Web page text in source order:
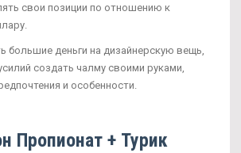
свои позиции по отношению к
большие деньги на дизайнерскую вещь,
создать чалму своими руками,
и особенности.
Пропионат + Турик